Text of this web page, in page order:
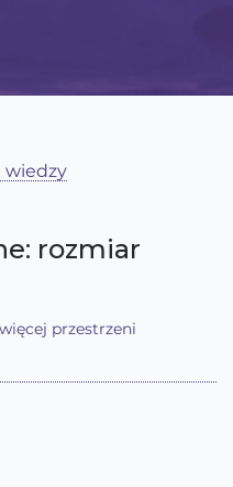
wiedzy
rozmiar
przestrzeni